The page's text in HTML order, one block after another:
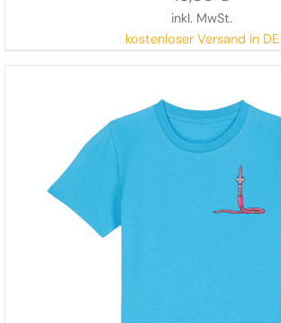
inkl. MwSt.
kostenloser Versand in DE